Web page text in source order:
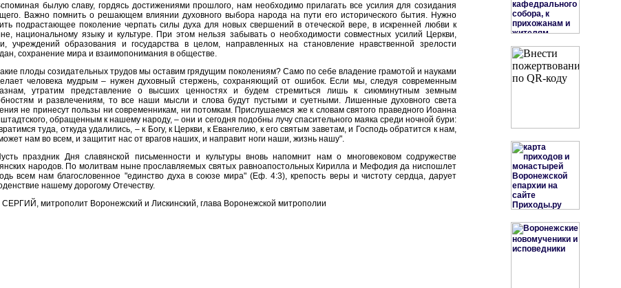
былую славу, гордясь достижениями прошлого, нам необходимо прилагать все усилия для созидания
Важно помнить о решающем влиянии духовного выбора народа на пути его исторического бытия. Нужно
подрастающее поколение черпать силы духа для новых свершений в отеческой вере, в искренней любви к
национальному языку и культуре. При этом нельзя забывать о необходимости совместных усилий Церкви,
учреждений образования и государства в целом, направленных на становление нравственной зрелости
сохранение мира и взаимопонимания в обществе.
плоды созидательных трудов мы оставим грядущим поколениям? Само по себе владение грамотой и науками
человека мудрым – нужен духовный стержень, сохраняющий от ошибок. Если мы, следуя современным
утратим представление о высших ценностях и будем стремиться лишь к сиюминутным земным
и развлечениям, то все наши мысли и слова будут пустыми и суетными. Лишенные духовного света
не принесут пользы ни современникам, ни потомкам. Прислушаемся же к словам святого праведного Иоанна
обращенным к нашему народу, – они и сегодня подобны лучу спасительного маяка среди ночной бури:
туда, откуда удалились, – к Богу, к Церкви, к Евангелию, к его святым заветам, и Господь обратится к нам,
нам во всем, и защитит нас от врагов наших, и направит ноги наши, жизнь нашу".
праздник Дня славянской письменности и культуры вновь напомнит нам о многовековом содружестве
народов. По молитвам ныне прославляемых святых равноапостольных Кирилла и Мефодия да ниспошлет
всем нам благословенное "единство духа в союзе мира" (Еф. 4:3), крепость веры и чистоту сердца, дарует
нашему дорогому Отечеству.
СЕРГИЙ, митрополит Воронежский и Лискинский, глава Воронежской митрополии